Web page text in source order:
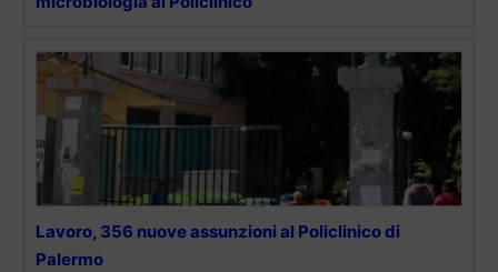
Lavoro, 356 nuove assunzioni al Policlinico di
Palermo